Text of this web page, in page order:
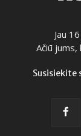
Jau
Ačiū jums,
Susisiekite